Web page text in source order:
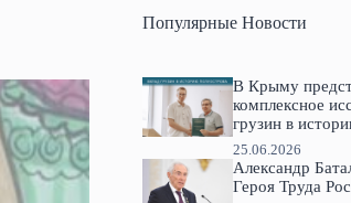
Популярные Новости
В Крыму
комплексное
грузин в
25.06.2026
Александр
Героя Труда